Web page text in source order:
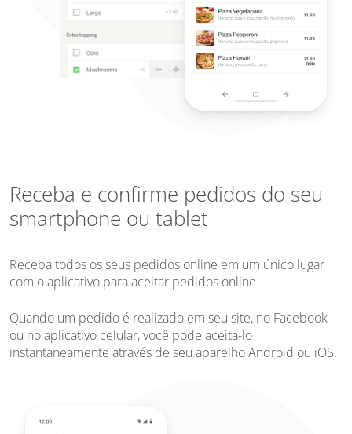
Receba e confirme pedidos do seu
smartphone ou tablet
Receba todos os seus pedidos online em um único lugar
com o aplicativo para aceitar pedidos online.
Quando um pedido é realizado em seu site, no Facebook
ou no aplicativo celular, você pode aceita-lo
instantaneamente através de seu aparelho Android ou iOS.